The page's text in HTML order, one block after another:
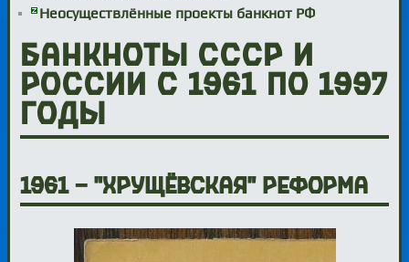
Неосуществлённые проекты банкнот РФ
Банкноты СССР и
России с 1961 по 1997
годы
1961 — "хрущёвская" реформа